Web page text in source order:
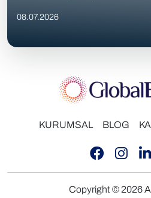
08.07.2026
KURUMSAL BLOG
Copyright © 2026